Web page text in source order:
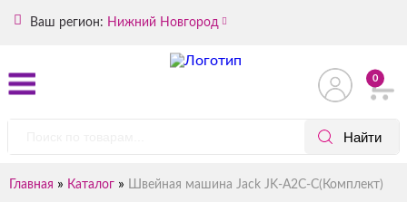
Ваш регион: Нижний Новгород
0
Главная » Каталог » Швейная машина Jack JK-A2C-C(Комплект)